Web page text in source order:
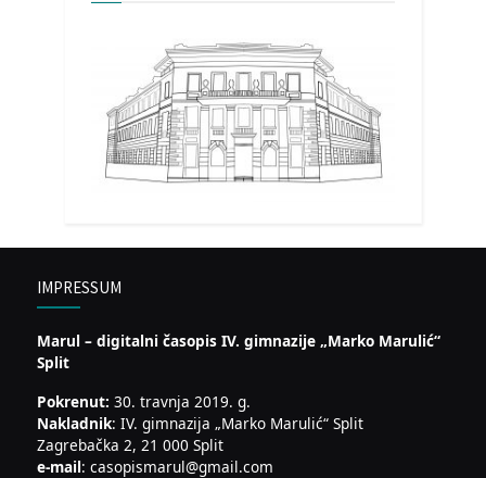
IMPRESSUM
Marul – digitalni časopis IV. gimnazije „Marko Marulić“
Split
Pokrenut: 30. travnja 2019. g.
Nakladnik: IV. gimnazija „Marko Marulić“ Split
Zagrebačka 2, 21 000 Split
e-mail: casopismarul@gmail.com